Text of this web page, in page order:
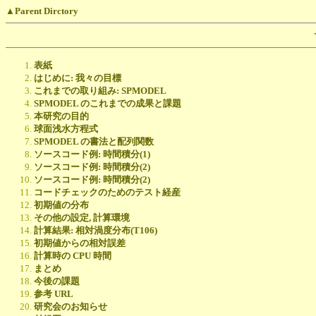
▲Parent Dirctory
表紙
はじめに: 我々の目標
これまでの取り組み: SPMODEL
SPMODEL のこれまでの成果と課題
本研究の目的
球面浅水方程式
SPMODEL の書法と配列関数
ソースコード例: 時間積分(1)
ソースコード例: 時間積分(2)
ソースコード例: 時間積分(2)
コードチェックのためのテスト経産
初期値の分布
その他の設定, 計算環境
計算結果: 相対渦度分布(T106)
初期値からの相対誤差
計算時の CPU 時間
まとめ
今後の課題
参考 URL
研究会のお知らせ